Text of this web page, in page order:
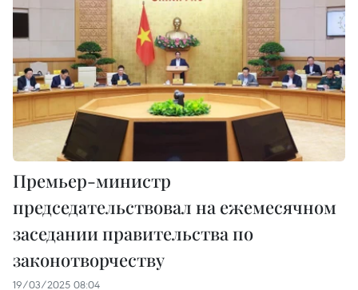
Премьер-министр
председательствовал на ежемесячном
заседании правительства по
законотворчеству
19/03/2025 08:04